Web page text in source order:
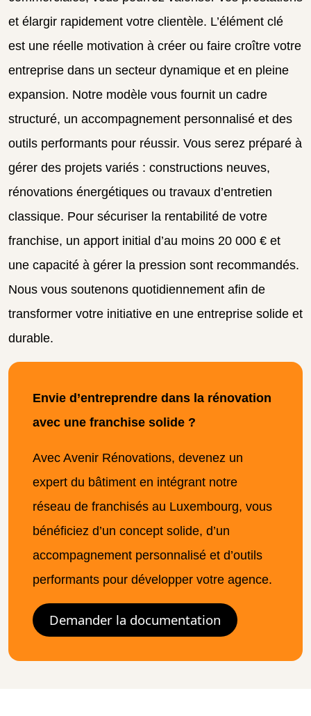
et élargir rapidement votre clientèle. L’élément clé
est une réelle motivation à créer ou faire croître votre
entreprise dans un secteur dynamique et en pleine
expansion. Notre modèle vous fournit un cadre
structuré, un accompagnement personnalisé et des
outils performants pour réussir. Vous serez préparé à
gérer des projets variés : constructions neuves,
rénovations énergétiques ou travaux d’entretien
classique. Pour sécuriser la rentabilité de votre
franchise, un apport initial d’au moins 20 000 € et
une capacité à gérer la pression sont recommandés.
Nous vous soutenons quotidiennement afin de
transformer votre initiative en une entreprise solide et
durable.
Envie d’entreprendre dans la rénovation
avec une franchise solide ?
Avec Avenir Rénovations, devenez un
expert du bâtiment en intégrant notre
réseau de franchisés au Luxembourg, vous
bénéficiez d’un concept solide, d’un
accompagnement personnalisé et d’outils
performants pour développer votre agence.
Demander la documentation